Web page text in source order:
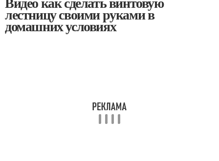
лестницу своими руками в
домашних условиях